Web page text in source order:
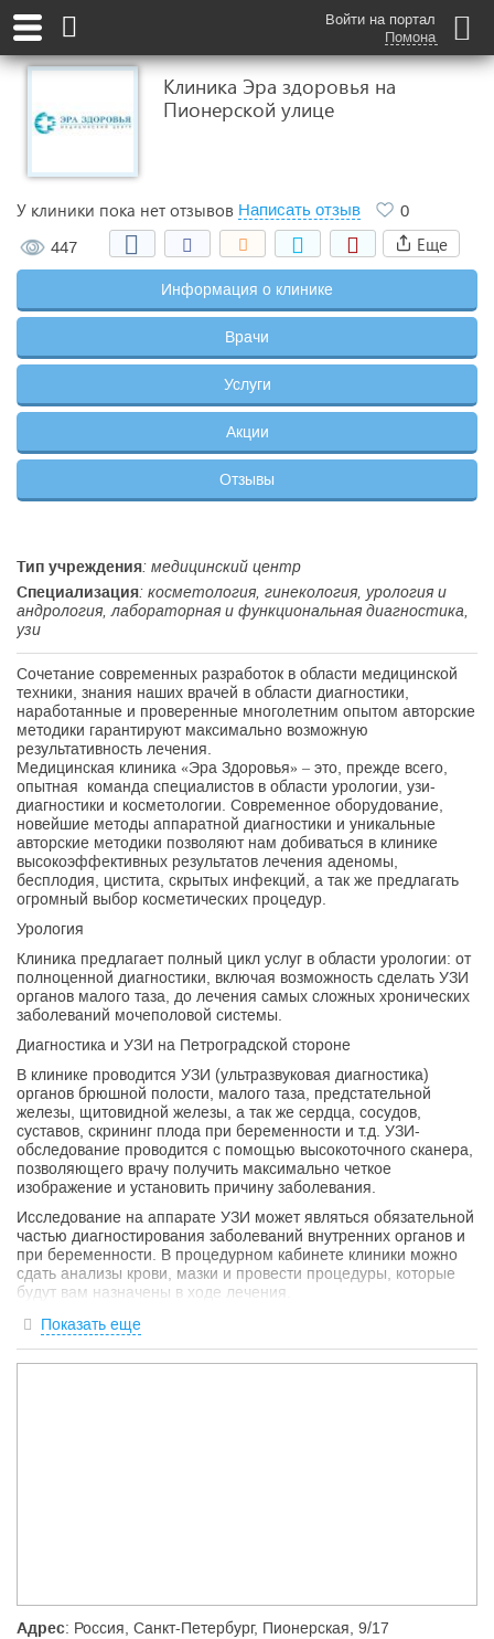
Войти на портал
Помона
Клиника Эра здоровья на
Пионерской улице
У клиники пока нет отзывов Написать отзыв
0
447
Еще
Информация о клинике
Врачи
Услуги
Акции
Отзывы
Тип учреждения: медицинский центр
Специализация: косметология, гинекология, урология и
андрология, лабораторная и функциональная диагностика,
узи
Сочетание современных разработок в области медицинской
техники, знания наших врачей в области диагностики,
наработанные и проверенные многолетним опытом авторские
методики гарантируют максимально возможную
результативность лечения.
Медицинская клиника «Эра Здоровья» – это, прежде всего,
опытная команда специалистов в области урологии, узи-
диагностики и косметологии. Современное оборудование,
новейшие методы аппаратной диагностики и уникальные
авторские методики позволяют нам добиваться в клинике
высокоэффективных результатов лечения аденомы,
бесплодия, цистита, скрытых инфекций, а так же предлагать
огромный выбор косметических процедур.
Урология
Клиника предлагает полный цикл услуг в области урологии: от
полноценной диагностики, включая возможность сделать УЗИ
органов малого таза, до лечения самых сложных хронических
заболеваний мочеполовой системы.
Диагностика и УЗИ на Петроградской стороне
В клинике проводится УЗИ (ультразвуковая диагностика)
органов брюшной полости, малого таза, предстательной
железы, щитовидной железы, а так же сердца, сосудов,
суставов, скрининг плода при беременности и т.д. УЗИ-
обследование проводится с помощью высокоточного сканера,
позволяющего врачу получить максимально четкое
изображение и установить причину заболевания.
Исследование на аппарате УЗИ может являться обязательной
частью диагностирования заболеваний внутренних органов и
при беременности. В процедурном кабинете клиники можно
сдать анализы крови, мазки и провести процедуры, которые
будут вам назначены в ходе лечения.
Комплексный подход к лечению, новейшие разработки и один
из лучших специалистов-урологов Петербурга, поможет
выявить хронические инфекции мочевыводящих путей,
ультразвуковой чистки лица до лазерной коррекции и
контурной пластики.
Показать еще
Адрес: Россия, Санкт-Петербург, Пионерская, 9/17